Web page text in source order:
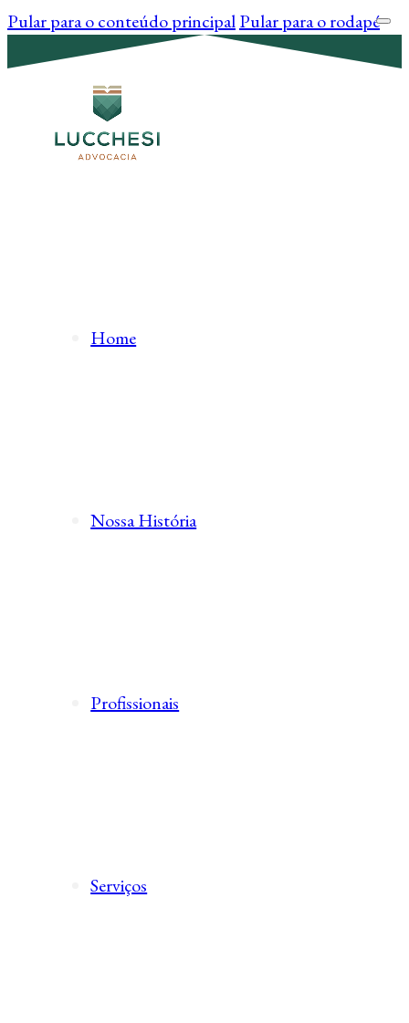
Pular para o conteúdo principalPular para o rodapé
Home
Nossa História
Profissionais
Serviços